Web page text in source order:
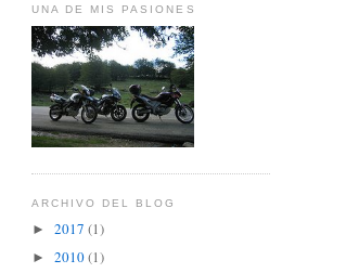
UNA DE MIS PASIONES
ARCHIVO DEL BLOG
► 2017 (1)
► 2010(1)